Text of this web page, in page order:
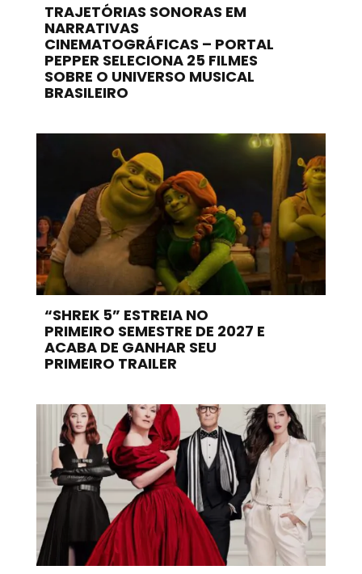
TRAJETÓRIAS SONORAS EM
NARRATIVAS
CINEMATOGRÁFICAS – PORTAL
PEPPER SELECIONA 25 FILMES
SOBRE O UNIVERSO MUSICAL
BRASILEIRO
“SHREK 5” ESTREIA NO
PRIMEIRO SEMESTRE DE 2027 E
ACABA DE GANHAR SEU
PRIMEIRO TRAILER